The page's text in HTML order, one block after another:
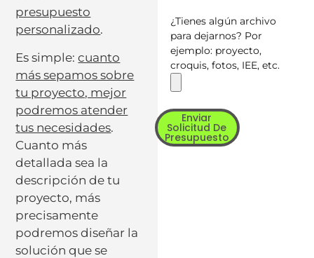
presupuesto
personalizado.
Es simple:cuanto
más sepamos sobre
tu proyecto, mejor
podremos atender
tus necesidades.
Cuanto más
detallada sea la
descripción de tu
proyecto, más
precisamente
podremos diseñar la
solución que se
¿Tienes algún archivo
para dejarnos? Por
ejemplo: proyecto,
croquis, fotos, IEE, etc.
Enviar
Solicitud De
Presupuesto